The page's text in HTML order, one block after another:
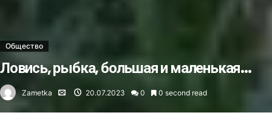
Общество
Ловись, рыбка, большая и маленькая…
Zametka 20.07.2023 0 0 second read